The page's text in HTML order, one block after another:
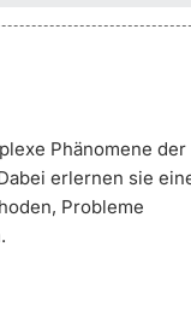
Phänomene der
erlernen sie
Probleme